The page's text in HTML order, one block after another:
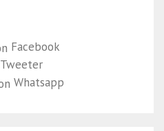
Facebook
Tweeter
Whatsapp